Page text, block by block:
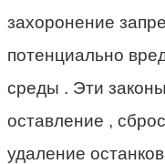
захоронение
потенциально
среды . Эти
оставление ,
удаление